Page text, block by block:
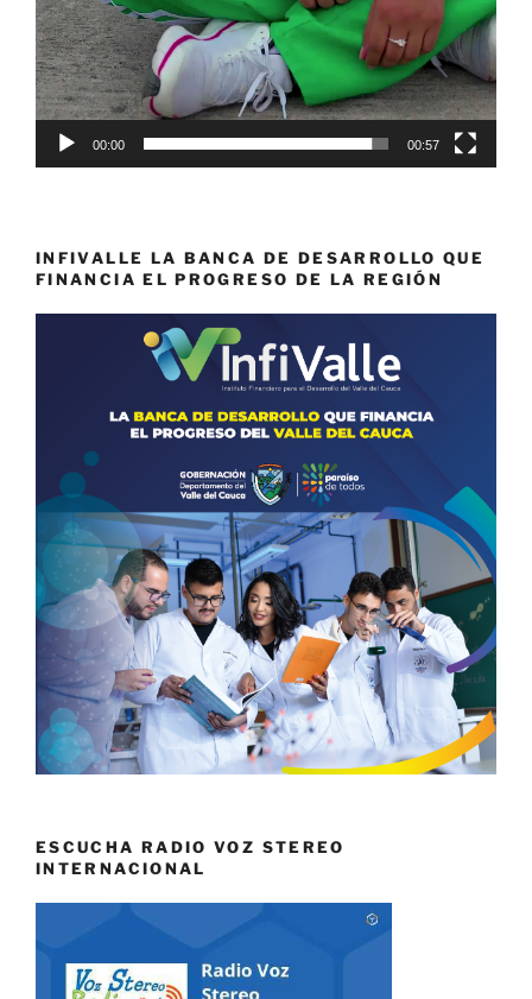
00:00 00:57
INFIVALLE LA BANCA DE DESARROLLO QUE
FINANCIA EL PROGRESO DE LA REGIÓN
ESCUCHA RADIO VOZ STEREO
INTERNACIONAL